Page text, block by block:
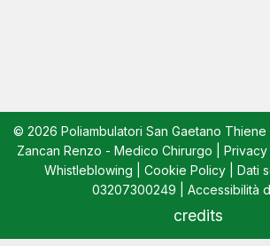
© 2026 Poliambulatori San Gaetano
Zancan Renzo - Medico Chirurgo |
Whistleblowing
Cookie Policy| Dati
03207300249 | Accessibilità
credits